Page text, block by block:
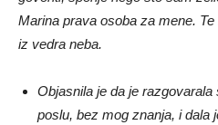
Marina prava osoba za mene.
iz vedra neba.
Objasnila je da je
poslu, bez mog znanja, i dala